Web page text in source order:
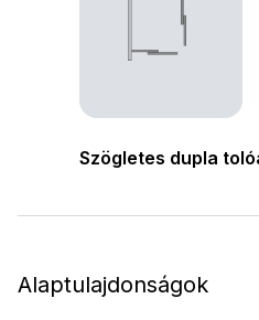
Szögletes dupla
Alaptulajdonságok